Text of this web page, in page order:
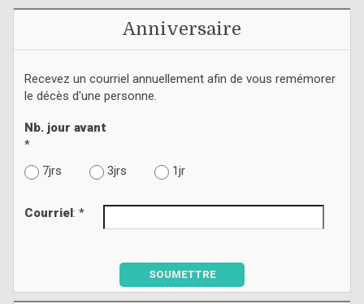
Anniversaire
Recevez un courriel annuellement afin de vous remémorer
le décès d'une personne.
Nb. jour avant
*
7jrs
3jrs 1jr
Courriel : *
SOUMETTRE